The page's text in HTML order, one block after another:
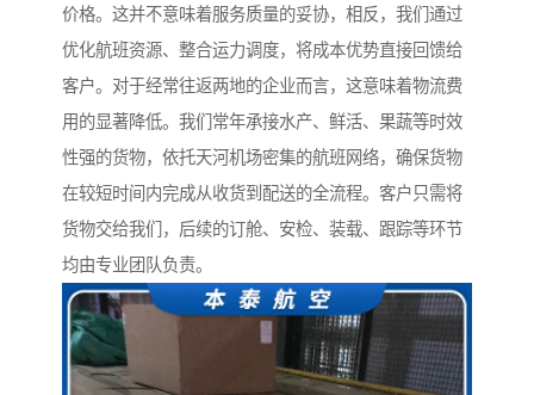
价格。这并不意味着服务质量的妥协，相反，我们通过
优化航班资源、整合运力调度，将成本优势直接回馈给
客户。对于经常往返两地的企业而言，这意味着物流费
用的显著降低。我们常年承接水产、鲜活、果蔬等时效
性强的货物，依托天河机场密集的航班网络，确保货物
在较短时间内完成从收货到配送的全流程。客户只需将
货物交给我们，后续的订舱、安检、装载、跟踪等环节
均由专业团队负责。